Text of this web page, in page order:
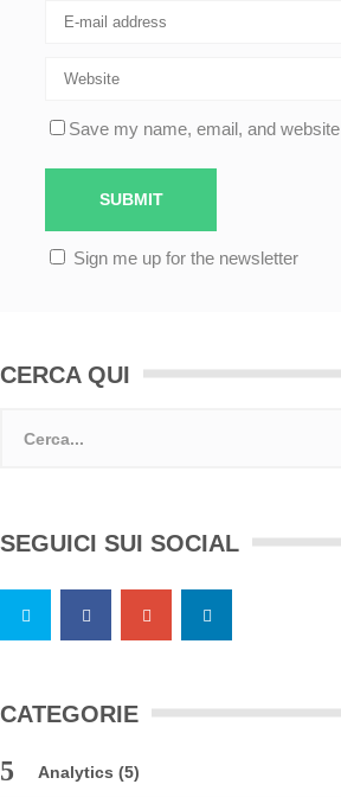
Save my name, email, and
Sign me up for the newsletter
CERCA QUI
SEGUICI SUI SOCIAL
CATEGORIE
Analytics (5)